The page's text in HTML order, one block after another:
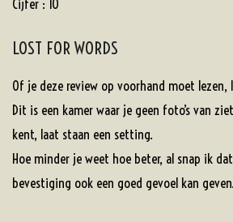
Cijfer : 10
LOST FOR WORDS
Of je deze review op voorhand moet lezen,
Dit is een kamer waar je geen foto’s van
kent, laat staan een setting.
Hoe minder je weet hoe beter, al snap ik
bevestiging ook een goed gevoel kan geven.